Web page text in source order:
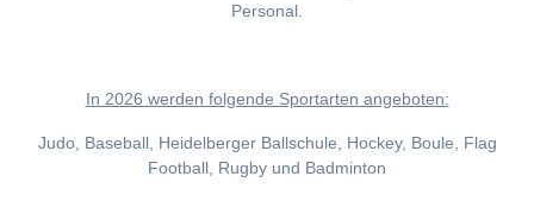
Personal.
In 2026 werden folgende Sportarten angeboten:
Judo, Baseball, Heidelberger Ballschule, Hockey, Boule, Flag
Football, Rugby und Badminton